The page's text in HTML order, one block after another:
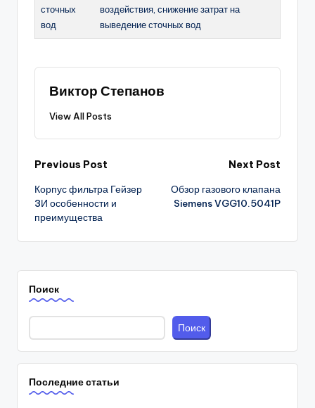
сточных
вод
воздействия, снижение затрат на
выведение сточных вод
Виктор Степанов
View All Posts
Post
navigation
Previous Post
Корпус фильтра Гейзер
3И особенности и
преимущества
Next Post
Обзор газового клапана
Siemens VGG10.5041P
Поиск
Поиск
Последние статьи